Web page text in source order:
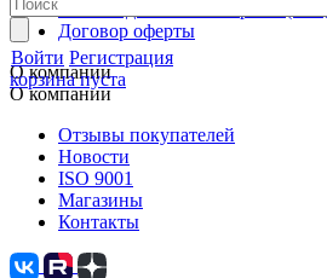
Войти Регистрация
корзина пуста
Договор оферты
О компании
О компании
Отзывы покупателей
Новости
ISO 9001
Магазины
Контакты